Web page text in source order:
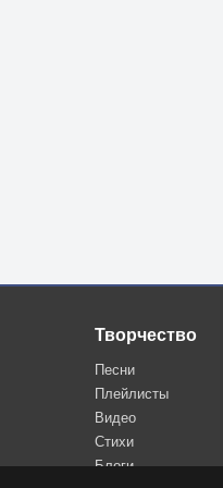
Творчество
Песни
Плейлисты
Видео
Стихи
Блоги